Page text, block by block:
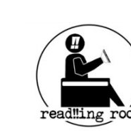
read!!ing
room